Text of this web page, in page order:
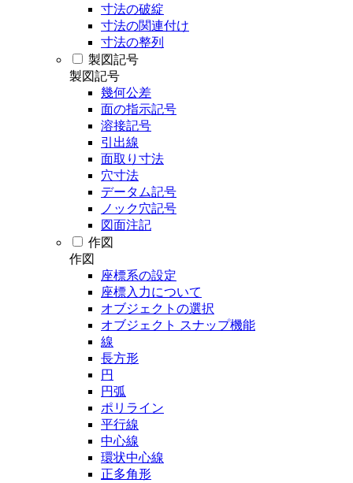
寸法の破綻
寸法の関連付け
寸法の整列
製図記号
製図記号
幾何公差
面の指示記号
溶接記号
引出線
面取り寸法
穴寸法
データム記号
ノック穴記号
図面注記
作図
作図
座標系の設定
座標入力について
オブジェクトの選択
オブジェクト スナップ機能
線
長方形
円
円弧
ポリライン
平行線
中心線
環状中心線
正多角形